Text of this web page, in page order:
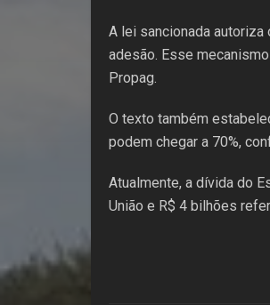
A lei sancionada
adesão. Esse
Propag.
O texto também
podem chegar a 70%,
Atualmente, a dívida do
União e R$ 4 bilhões